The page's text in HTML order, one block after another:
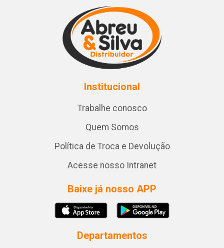
Institucional
Trabalhe conosco
Quem Somos
Política de Troca e Devolução
Acesse nosso Intranet
Baixe já nosso APP
Departamentos